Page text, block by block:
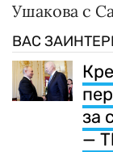
Ушакова с
ВАС
за
—